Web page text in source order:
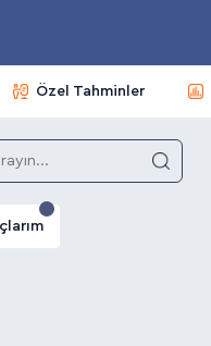
Özel Tahminler